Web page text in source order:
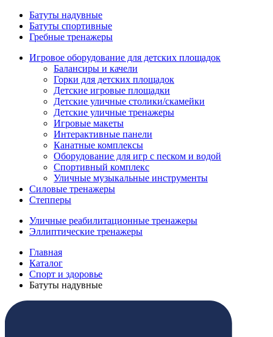
Батуты надувные
Батуты спортивные
Гребные тренажеры
Игровое оборудование для детских площадок
Балансиры и качели
Горки для детских площадок
Детские игровые площадки
Детские уличные столики/скамейки
Детские уличные тренажеры
Игровые макеты
Интерактивные панели
Канатные комплексы
Оборудование для игр с песком и водой
Спортивный комплекс
Уличные музыкальные инструменты
Силовые тренажеры
Степперы
Уличные реабилитационные тренажеры
Эллиптические тренажеры
Главная
Каталог
Спорт и здоровье
Батуты надувные